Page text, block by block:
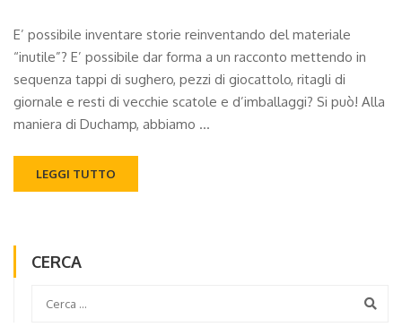
E’ possibile inventare storie reinventando del materiale
“inutile”? E’ possibile dar forma a un racconto mettendo in
sequenza tappi di sughero, pezzi di giocattolo, ritagli di
giornale e resti di vecchie scatole e d’imballaggi? Si può! Alla
maniera di Duchamp, abbiamo …
LEGGI TUTTO
CERCA